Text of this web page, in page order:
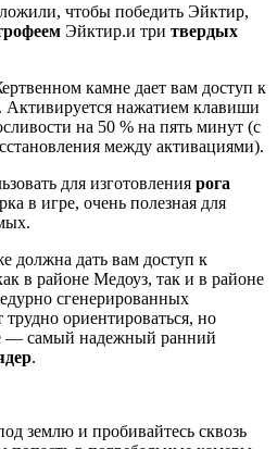
чтобы победить Эйктир,
Эйктир.и три твердых
камне дает вам доступ к
нажатием клавиши
на 50 % на пять минут (с
между активациями).
для изготовления рога
в игре, очень полезная для
должна дать вам доступ к
в районе Медоуз, так и в районе
сгенерированных
ориентироваться, но
— самый надежный ранний
.
землю и пробивайтесь сквозь